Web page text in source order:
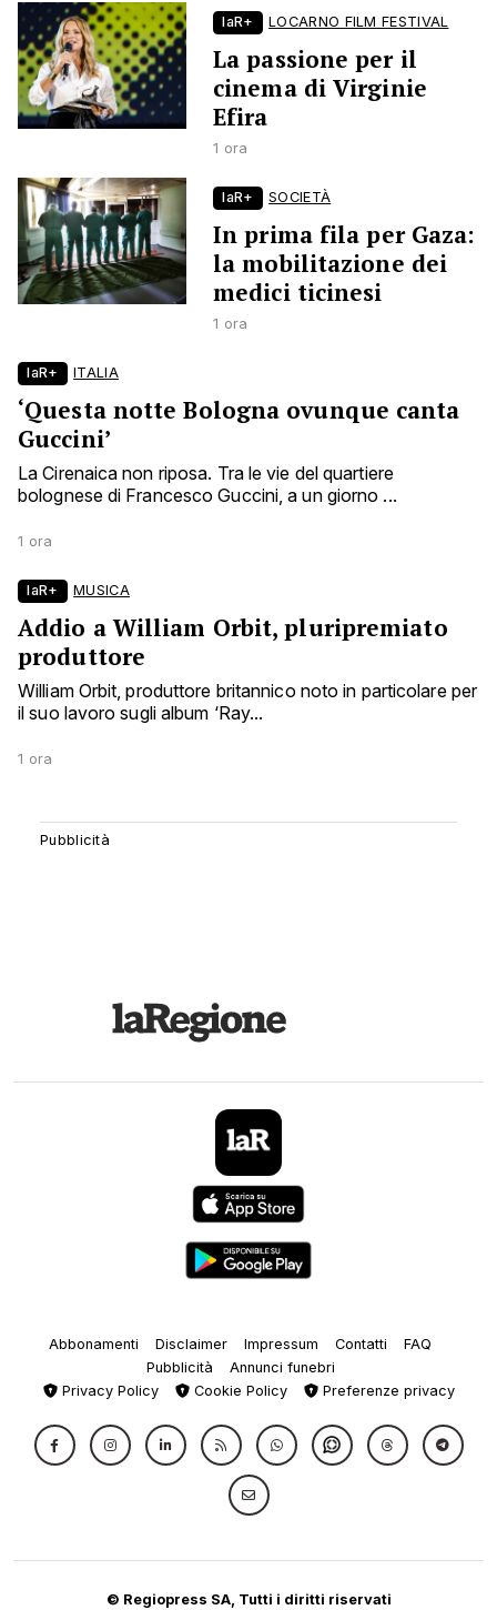
laR+ LOCARNO FILM FESTIVAL
La passione per il
cinema di Virginie
Efira
1 ora
laR+ SOCIETÀ
In prima fila per Gaza:
la mobilitazione dei
medici ticinesi
1 ora
laR+ ITALIA
‘Questa notte Bologna ovunque canta
Guccini’
La Cirenaica non riposa. Tra le vie del quartiere
bolognese di Francesco Guccini, a un giorno ...
1 ora
laR+ MUSICA
Addio a William Orbit, pluripremiato
produttore
William Orbit, produttore britannico noto in particolare per
il suo lavoro sugli album ‘Ray...
1 ora
Abbonamenti Disclaimer Impressum Contatti
FAQ
Pubblicità
Annunci funebri
Privacy Policy
Cookie Policy Preferenze privacy
© Regiopress SA, Tutti i diritti riservati